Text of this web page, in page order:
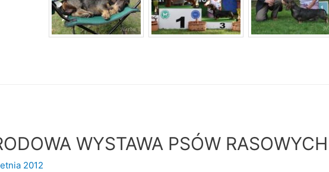
WYSTAWA PSÓW
2012